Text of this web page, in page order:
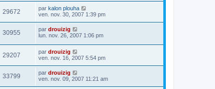
29672 par kalon plouha
ven. nov. 30, 2007 1:39 pm
30955 par drouizig
lun. nov. 26, 2007 1:06 pm
29207 par drouizig
ven. nov. 16, 2007 5:54 pm
33799 par drouizig
ven. nov. 09, 2007 11:21 am